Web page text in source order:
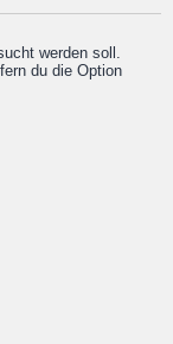
werden soll.
du die Option